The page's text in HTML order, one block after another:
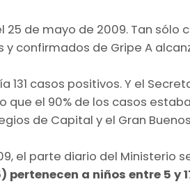
25 de mayo de 2009. Tan sólo
confirmados de Gripe A
131 casos positivos. Y el
que el 90% de los casos
de Capital y el Gran
el parte diario del Ministerio
pertenecen a niños entre 5 y